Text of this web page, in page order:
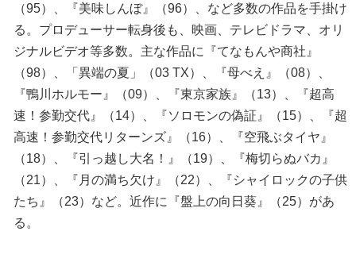
（95）、『美味しんぼ』（96）、など多数の作品を手掛け
る。プロデューサー転身後も、映画、テレビドラマ、オリ
ジナルビデオ等多数。主な作品に『てなもんや商社』
（98）、「異端の夏」（03 TX）、『母べえ』（08）、
『鴨川ホルモー』（09）、『東京家族』（13）、『超高
速！参勤交代』（14）、『ソロモンの偽証』（15）、『超
高速！参勤交代リターンズ』（16）、『空飛ぶタイヤ』
（18）、『引っ越し大名！』（19）、『梅切らぬバカ』
（21）、『月の満ち欠け』（22）、『シャイロックの子供
たち』（23）など。近作に『盤上の向日葵』（25）があ
る。